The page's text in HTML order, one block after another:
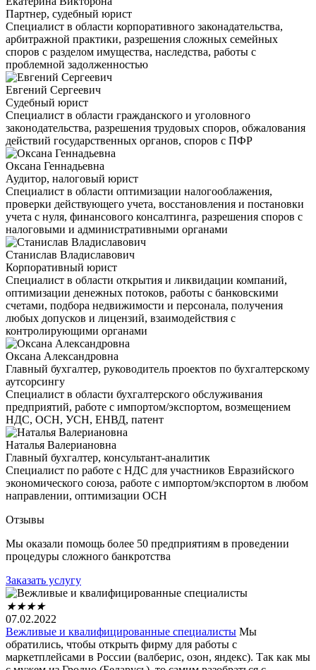
Партнер, судебный юрист
Специалист в области корпоративного законадательства,
арбитражной практики, разрешения сложных семейных
споров с разделом имущества, наследства, работы с
проблемной задолженностью
Евгений Сергеевич
Судебный юрист
Специалист в области гражданского и уголовного
законодательства, разрешения трудовых споров, обжалования
действий государственных органов, споров с ПФР
Оксана Геннадьевна
Аудитор, налоговый юрист
Специалист в области оптимизации налогооблажения,
проверки действующего учета, восстановления и постановки
учета с нуля, финансового консалтинга, разрешения споров с
налоговыми и административными органами
Станислав Владиславович
Корпоративный юрист
Специалист в области открытия и ликвидации компаний,
оптимизации денежных потоков, работы с банковскими
счетами, подбора недвижимости и персонала, получения
любых допусков и лицензий, взаимодействия с
контролирующими органами
Оксана Александровна
Главный бухгалтер, руководитель проектов по бухгалтерскому
аутсорсингу
Специалист в области бухгалтерского обслуживания
предприятий, работе с импортом/экспортом, возмещением
НДС, ОСН, УСН, ЕНВД, патент
Наталья Валериановна
Главный бухгалтер, консультант-аналитик
Специалист по работе с НДС для участников Евразийского
экономического союза, работе с импортом/экспортом в любом
направлении, оптимизации ОСН
Отзывы
Мы оказали помощь более 50 предприятиям в проведении
процедуры сложного банкротства
Заказать услугу
★★★★
07.02.2022
Вежливые и квалифицированные специалисты Мы
обратились, чтобы открыть фирму для работы с
маркетплейсами в России (валберис, озон, яндекс). Так как мы